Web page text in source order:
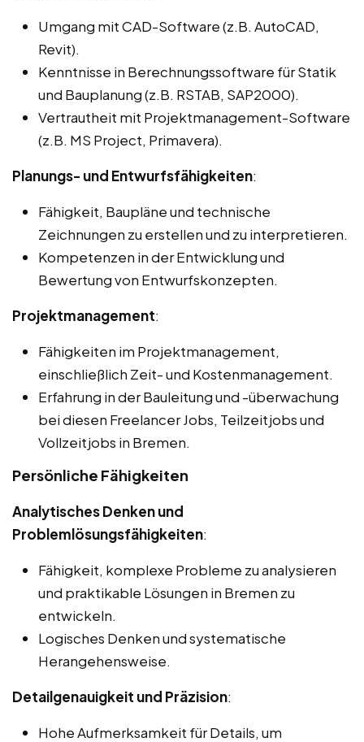
Umgang mit CAD-Software (z.B. AutoCAD,
Revit).
Kenntnisse in Berechnungssoftware für Statik
und Bauplanung (z.B. RSTAB, SAP2000).
Vertrautheit mit Projektmanagement-Software
(z.B. MS Project, Primavera).
Planungs- und Entwurfsfähigkeiten:
Fähigkeit, Baupläne und technische
Zeichnungen zu erstellen und zu interpretieren.
Kompetenzen in der Entwicklung und
Bewertung von Entwurfskonzepten.
Projektmanagement:
Fähigkeiten im Projektmanagement,
einschließlich Zeit- und Kostenmanagement.
Erfahrung in der Bauleitung und -überwachung
bei diesen Freelancer Jobs, Teilzeitjobs und
Vollzeitjobs in Bremen.
Persönliche Fähigkeiten
Analytisches Denken und
Problemlösungsfähigkeiten:
Fähigkeit, komplexe Probleme zu analysieren
und praktikable Lösungen in Bremen zu
entwickeln.
Logisches Denken und systematische
Herangehensweise.
Detailgenauigkeit und Präzision:
Hohe Aufmerksamkeit für Details, um